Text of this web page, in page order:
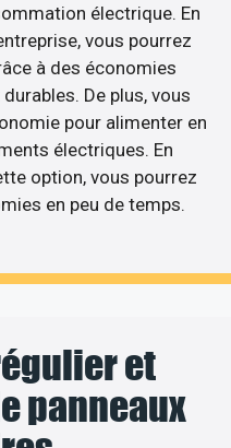
électrique. En
vous pourrez
à des économies
De plus, vous
pour alimenter en
électriques. En
option, vous pourrez
en peu de temps.
et
panneaux